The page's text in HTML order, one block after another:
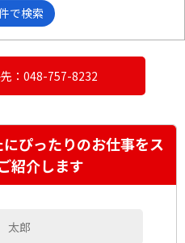
で検索
：048-757-8232
ぴったりのお仕事をス
紹介します